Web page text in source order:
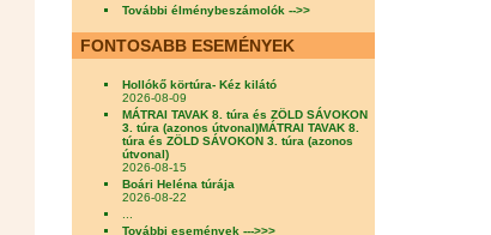
További élménybeszámolók -->>
FONTOSABB ESEMÉNYEK
Hollókő körtúra- Kéz kilátó
2026-08-09
MÁTRAI TAVAK 8. túra és ZÖLD SÁVOKON
3. túra (azonos útvonal)MÁTRAI TAVAK 8.
túra és ZÖLD SÁVOKON 3. túra (azonos
útvonal)
2026-08-15
Boári Heléna túrája
2026-08-22
...
További események --->>>